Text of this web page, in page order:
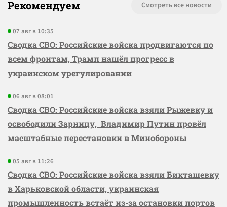
Рекомендуем Смотреть все новости
07 авг в 10:35
Сводка СВО: Российские войска продвигаются по
всем фронтам, Трамп нашёл прогресс в
украинском урегулировании
06 авг в 08:01
Сводка СВО: Российские войска взяли Рыжевку и
освободили Зарницу, Владимир Путин провёл
масштабные перестановки в Минобороны
05 авг в 11:26
Сводка СВО: Российские войска взяли Бикташевку
в Харьковской области, украинская
промышленность встаёт из-за остановки портов